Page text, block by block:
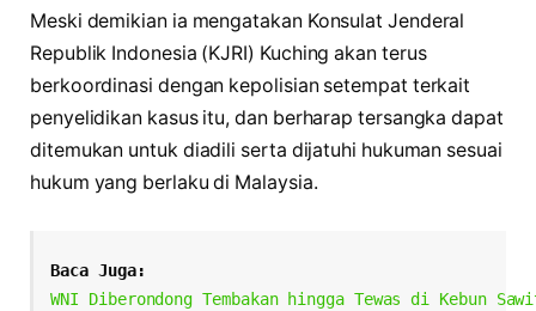
Meski demikian ia mengatakan Konsulat Jenderal
Republik Indonesia (KJRI) Kuching akan terus
berkoordinasi dengan kepolisian setempat terkait
penyelidikan kasus itu, dan berharap tersangka dapat
ditemukan untuk diadili serta dijatuhi hukuman sesuai
hukum yang berlaku di Malaysia.
Baca Juga:
WNI Diberondong Tembakan hingga Tewas di Kebun